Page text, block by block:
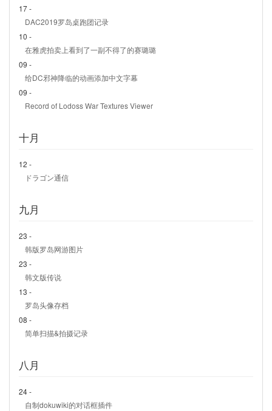
17 -
DAC2019罗岛桌跑团记录
10 -
在雅虎拍卖上看到了一副不得了的赛璐璐
09 -
给DC邪神降临的动画添加中文字幕
09 -
Record of Lodoss War Textures Viewer
十月
12 -
ドラゴン通信
九月
23 -
韩版罗岛网游图片
23 -
韩文版传说
13 -
罗岛头像存档
08 -
简单扫描&拍摄记录
八月
24 -
自制dokuwiki的对话框插件